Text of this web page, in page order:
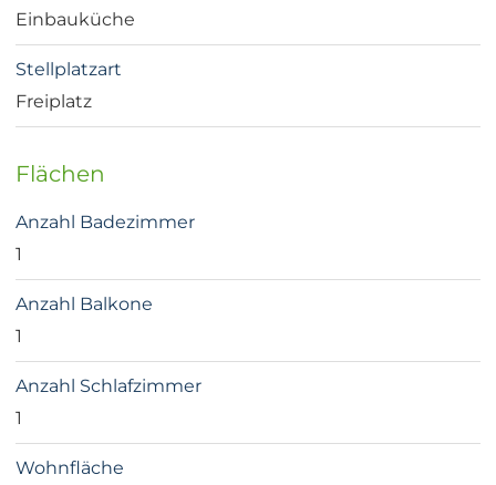
Einbauküche
Stellplatzart
Freiplatz
Flächen
Anzahl Badezimmer
1
Anzahl Balkone
1
Anzahl Schlafzimmer
1
Wohnfläche